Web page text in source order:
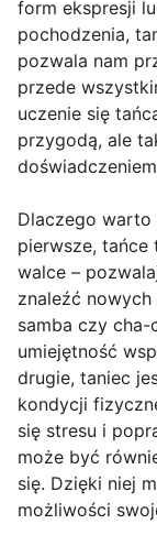
form ekspresji
pochodzenia,
pozwala nam
przede
uczenie się
przygodą, ale
Dlaczego warto
pierwsze,
walce –
znaleźć
samba czy
umiejętność
drugie, taniec
kondycji
się stresu i
może być
się. Dzięki niej
możliwości